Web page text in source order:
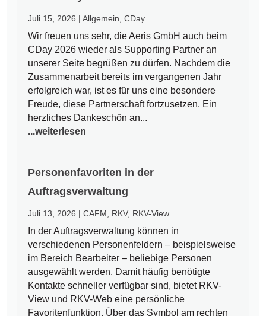
Juli 15, 2026 |Allgemein ,CDay
Wir freuen uns sehr, die Aeris GmbH auch beim
CDay 2026 wieder als Supporting Partner an
unserer Seite begrüßen zu dürfen. Nachdem die
Zusammenarbeit bereits im vergangenen Jahr
erfolgreich war, ist es für uns eine besondere
Freude, diese Partnerschaft fortzusetzen. Ein
herzliches Dankeschön an...
...weiterlesen
Personenfavoriten in der
Auftragsverwaltung
Juli 13, 2026 |CAFM RKV, RKV-View
In der Auftragsverwaltung können in
verschiedenen Personenfeldern – beispielsweise
im Bereich Bearbeiter – beliebige Personen
ausgewählt werden. Damit häufig benötigte
Kontakte schneller verfügbar sind, bietet RKV-
View und RKV-Web eine persönliche
Favoritenfunktion. Über das Symbol am rechten